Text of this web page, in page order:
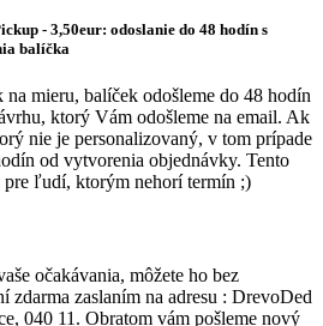
- 3,50eur: odoslanie do 48 hodín s
balíčka
mieru, balíček odošleme do 48 hodín
ktorý Vám odošleme na email. Ak
nie je personalizovaný, v tom prípade
od vytvorenia objednávky. Tento
pre ľudí, ktorým nehorí termín ;)
očakávania, môžete ho bez
zaslaním na adresu : DrevoDed
040 11. Obratom vám pošleme nový